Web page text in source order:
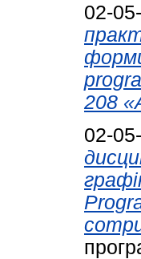
02-
208
02-